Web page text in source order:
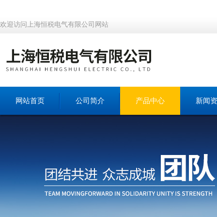
欢迎访问上海恒税电气有限公司网站
网站首页 公司简介 产品中心 新闻